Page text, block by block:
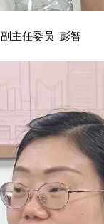
副主任委员 彭智